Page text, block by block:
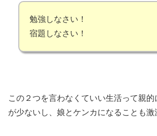
勉強しなさい！
宿題しなさい！
この２つを言わなくていい生活って親的
が少ないし、娘とケンカになることも激